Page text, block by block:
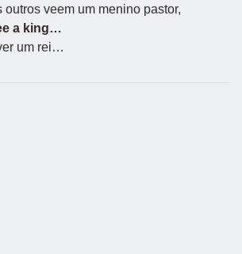
outros veem um menino pastor,
a king…
um rei…